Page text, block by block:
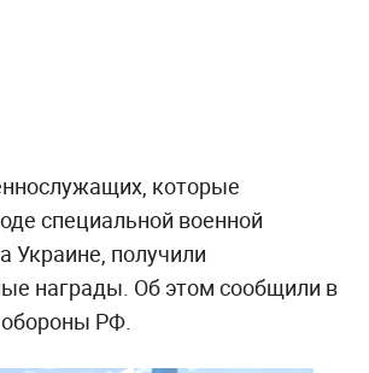
которые
специальной военной
Украине, получили
награды. Об этом сообщили в
РФ.